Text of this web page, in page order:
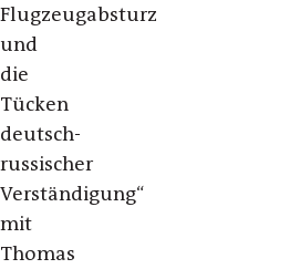
Flugzeugabsturz
und
die
Tücken
deutsch-
russischer
Verständigung“
mit
Thomas